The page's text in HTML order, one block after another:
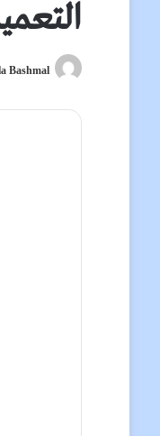
Bashmal